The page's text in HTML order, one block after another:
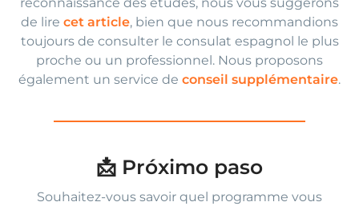
de lire cet article, bien que nous recommandions
toujours de consulter le consulat espagnol le plus
proche ou un professionnel. Nous proposons
également un service de conseil supplémentaire.
📩 Próximo paso
Souhaitez-vous savoir quel programme vous